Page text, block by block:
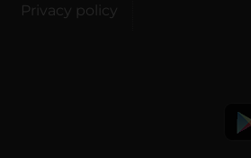
Privacy policy